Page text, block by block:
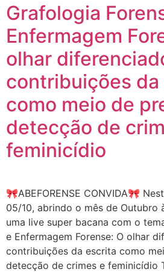
Grafologia
Enfermagem
olhar
contribuições
como meio de
detecção de
feminicídio
🎀ABEFORENSE CONVIDA🎀
05/10, abrindo o mês de Outubro
uma live super bacana com o
e Enfermagem Forense: O olhar
contribuições da escrita como
detecção de crimes e feminicídio